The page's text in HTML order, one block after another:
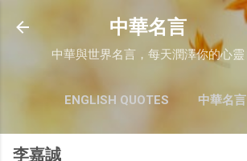
跳至主要內容
中華名言
中華與世界名言，每天潤澤你的心靈
ENGLISH QUOTES 中華名言
李嘉誠